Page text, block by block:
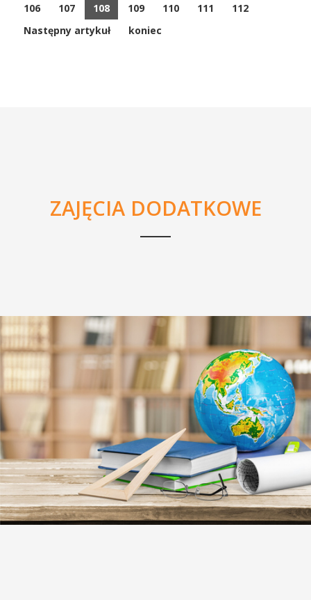
106 107 108 109 110 111
112
Następny artykuł
koniec
ZAJĘCIA DODATKOWE